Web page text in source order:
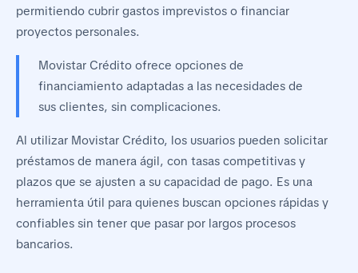
permitiendo cubrir gastos imprevistos o financiar
proyectos personales.
Movistar Crédito ofrece opciones de
financiamiento adaptadas a las necesidades de
sus clientes, sin complicaciones.
Al utilizar Movistar Crédito, los usuarios pueden solicitar
préstamos de manera ágil, con tasas competitivas y
plazos que se ajusten a su capacidad de pago. Es una
herramienta útil para quienes buscan opciones rápidas y
confiables sin tener que pasar por largos procesos
bancarios.